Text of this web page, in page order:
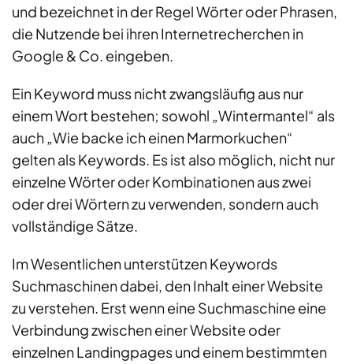
und bezeichnet in der Regel Wörter oder Phrasen,
die Nutzende bei ihren Internetrecherchen in
Google & Co. eingeben.
Ein Keyword muss nicht zwangsläufig aus nur
einem Wort bestehen; sowohl „Wintermantel“ als
auch „Wie backe ich einen Marmorkuchen“
gelten als Keywords. Es ist also möglich, nicht nur
einzelne Wörter oder Kombinationen aus zwei
oder drei Wörtern zu verwenden, sondern auch
vollständige Sätze.
Im Wesentlichen unterstützen Keywords
Suchmaschinen dabei, den Inhalt einer Website
zu verstehen. Erst wenn eine Suchmaschine eine
Verbindung zwischen einer Website oder
einzelnen Landingpages und einem bestimmten